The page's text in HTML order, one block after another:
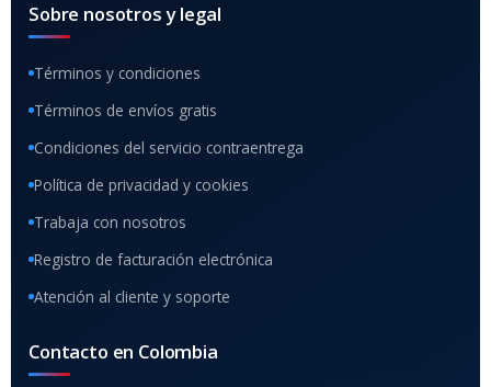
Sobre nosotros y legal
Términos y condiciones
Términos de envíos gratis
Condiciones del servicio contraentrega
Política de privacidad y cookies
Trabaja con nosotros
Registro de facturación electrónica
Atención al cliente y soporte
Contacto en Colombia